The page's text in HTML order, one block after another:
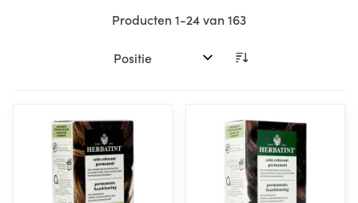
Producten1-24van163
Sorteer op: